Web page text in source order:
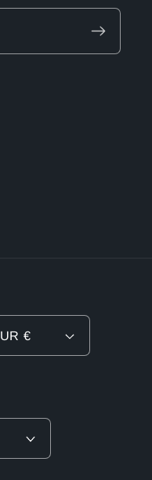
Deutschland | EUR €